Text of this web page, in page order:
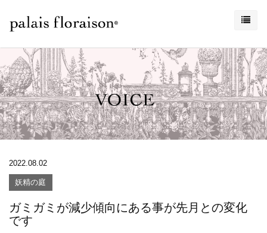
2022.08.02
妖精の庭
ガミガミが減少傾向にある事が先月との変化
です